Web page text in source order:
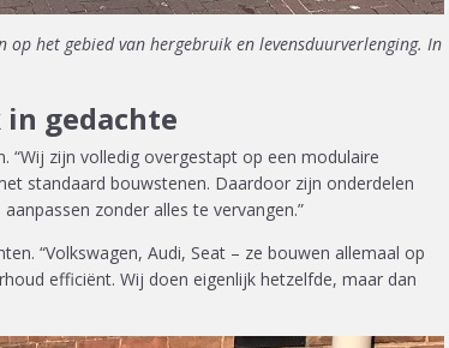
het gebied van hergebruik en levensduurverlenging. In
gedachte
“Wij zijn volledig overgestapt op een modulaire
standaard bouwstenen. Daardoor zijn onderdelen
zonder alles te vervangen.”
“Volkswagen, Audi, Seat – ze bouwen allemaal op
efficiënt. Wij doen eigenlijk hetzelfde, maar dan